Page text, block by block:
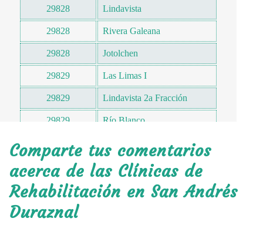
29828 Lindavista
29828 Rivera Galeana
29828 Jotolchen
29829 Las Limas I
29829 Lindavista 2a Fracción
29829 Río Blanco
Comparte tus comentarios
acerca de las Clínicas de
Rehabilitación en San Andrés
Duraznal